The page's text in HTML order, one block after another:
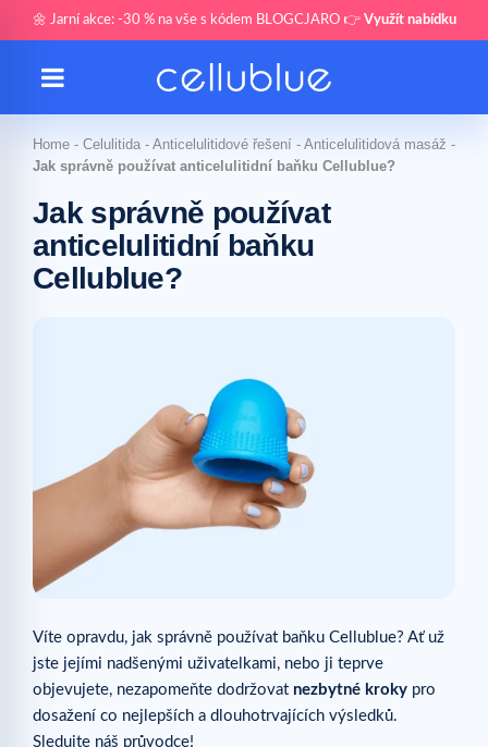
🌼 Jarní akce: -30 % na vše s kódem BLOGCJARO 👉 Využít nabídku
Home - Celulitida - Anticelulitidové řešení - Anticelulitidová masáž -
Jak správně používat anticelulitidní baňku Cellublue?
Jak správně používat
anticelulitidní baňku
Cellublue?
Víte opravdu, jak správně používat baňku Cellublue? Ať už
jste jejími nadšenými uživatelkami, nebo ji teprve
objevujete, nezapomeňte dodržovat nezbytné kroky pro
dosažení co nejlepších a dlouhotrvajících výsledků.
Sledujte náš průvodce!